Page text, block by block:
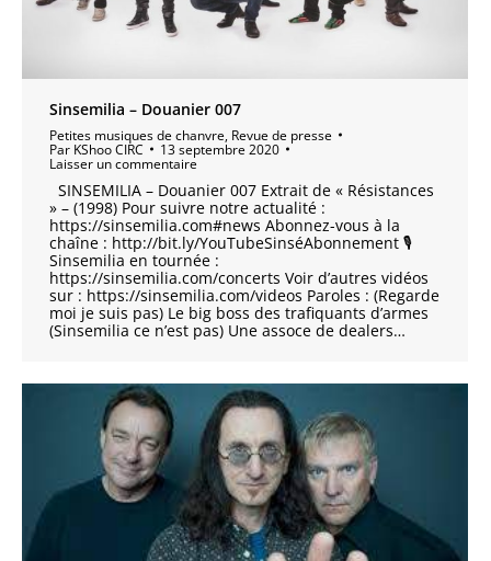
Sinsemilia – Douanier 007
Petites musiques de chanvre, Revue de presse
Par KShoo CIRC 13 septembre 2020
Laisser un commentaire
SINSEMILIA – Douanier 007 Extrait de « Résistances
» – (1998) Pour suivre notre actualité :
https://sinsemilia.com#news Abonnez-vous à la
chaîne : http://bit.ly/YouTubeSinséAbonnement 🎙
Sinsemilia en tournée :
https://sinsemilia.com/concerts Voir d’autres vidéos
sur : https://sinsemilia.com/videos Paroles : (Regarde
moi je suis pas) Le big boss des trafiquants d’armes
(Sinsemilia ce n’est pas) Une assoce de dealers…